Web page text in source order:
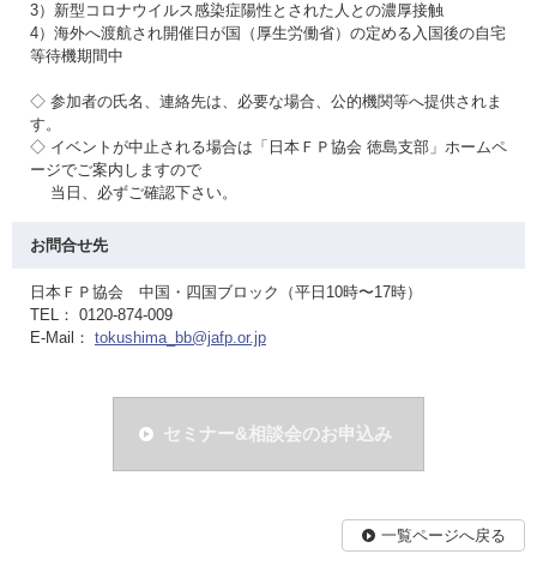
3）新型コロナウイルス感染症陽性とされた人との濃厚接触
4）海外へ渡航され開催日が国（厚生労働省）の定める入国後の自宅
等待機期間中
◇ 参加者の氏名、連絡先は、必要な場合、公的機関等へ提供されま
す。
◇ イベントが中止される場合は「日本ＦＰ協会 徳島支部」ホームペ
ージでご案内しますので
当日、必ずご確認下さい。
お問合せ先
日本ＦＰ協会 中国・四国ブロック（平日10時〜17時）
TEL： 0120-874-009
E-Mail： tokushima_bb@jafp.or.jp
セミナー&相談会のお申込み
一覧ページへ戻る